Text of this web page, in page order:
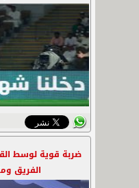
ضربة قوية لوسط
الفريق